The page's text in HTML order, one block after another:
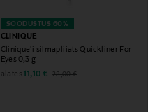
SOODUSTUS 60%
CLINIQUE
Clinique'i silmapliiats Quickliner For
Eyes 0,3 g
alates Discounted Price
11,10 € Original Price
28,00 €